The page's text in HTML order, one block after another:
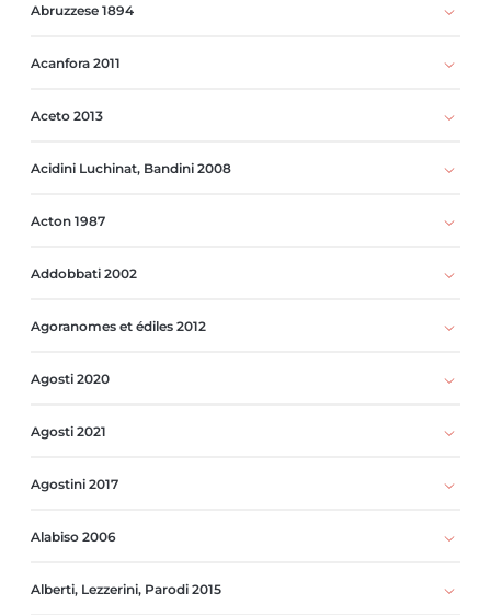
Abruzzese 1894
Acanfora 2011
Aceto 2013
Acidini Luchinat, Bandini 2008
Acton 1987
Addobbati 2002
Agoranomes et édiles 2012
Agosti 2020
Agosti 2021
Agostini 2017
Alabiso 2006
Alberti, Lezzerini, Parodi 2015